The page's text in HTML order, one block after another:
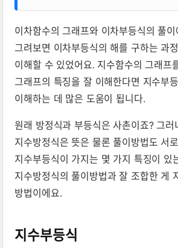
이차함수의 그래프와 이차부등식의 풀
그려보면 이차부등식의 해를 구하는 과
이해할 수 있었어요. 지수함수의 그래프
그래프의 특징을 잘 이해한다면 지수부
이해하는 데 많은 도움이 됩니다.
원래 방정식과 부등식은 사촌이죠? 그
지수방정식은 뜻은 물론 풀이방법도 서
지수부등식이 가지는 몇 가지 특징이 있
지수방정식의 풀이방법과 잘 조합한 게
방법이에요.
지수부등식